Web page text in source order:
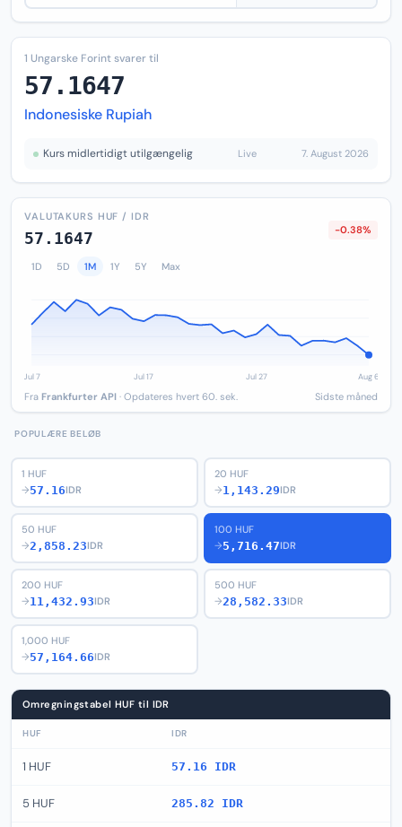
1 Ungarske Forint svarer til
57.1647
Indonesiske Rupiah
Kurs midlertidigt utilgængelig Live 7. August 2026
VALUTAKURS HUF / IDR
57.1647 -0.38%
1D 5D 1M 1Y 5Y Max
Fra Frankfurter API · Opdateres hvert 60. sek. Sidste måned
POPULÆRE BELØB
1 HUF
→57.16IDR
20 HUF
→1,143.29IDR
50 HUF
→2,858.23IDR
100 HUF
→5,716.47IDR
200 HUF
→11,432.93IDR
500 HUF
→28,582.33IDR
1,000 HUF
→57,164.66IDR
Omregningstabel HUF til IDR
HUF IDR
1 HUF 57.16 IDR
5 HUF 285.82 IDR